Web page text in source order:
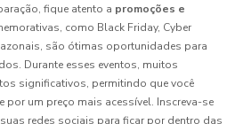
fique atento a promoções e
como Black Friday, Cyber
são ótimas oportunidades para
Durante esses eventos, muitos
significativos, permitindo que você
um preço mais acessível. Inscreva-se
redes sociais para ficar por dentro das